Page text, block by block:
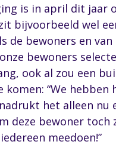
is in april dit jaar
zit bijvoorbeeld wel
de bewoners en
bewoners
ook al zou een
komen: “We
het alleen nu
deze bewoner
meedoen!”